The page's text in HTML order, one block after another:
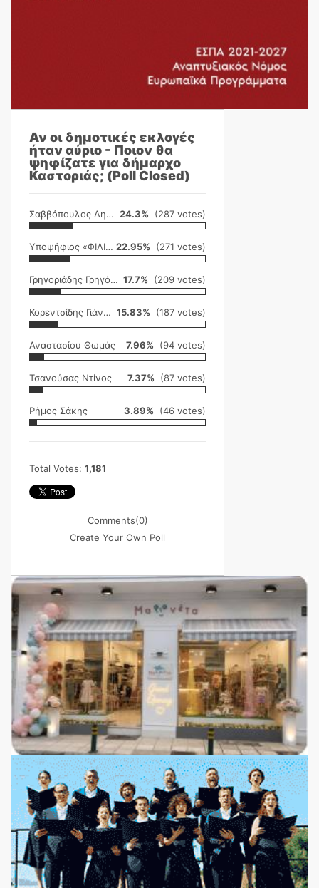
Αν οι δημοτικές εκλογές
ήταν αύριο - Ποιον θα
ψηφίζατε για δήμαρχο
Καστοριάς; (Poll Closed)
Σαββόπουλος Δημήτρης 24.3% (287 votes)
Υποψήφιος «ΦΙΛΙΚΗ ΕΤΑΙΡΕΙΑ» 22.95% (271 votes)
Γρηγοριάδης Γρηγόρης 17.7% (209 votes)
Κορεντσίδης Γιάννης 15.83% (187 votes)
Αναστασίου Θωμάς 7.96% (94 votes)
Τσανούσας Ντίνος 7.37% (87 votes)
Ρήμος Σάκης 3.89% (46 votes)
Total Votes: 1,181
Comments(0)
Create Your Own Poll